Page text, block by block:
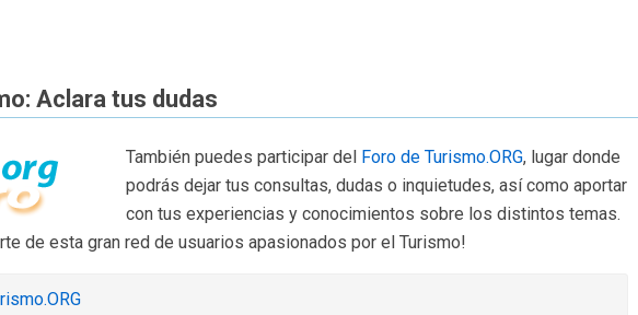
Aclara tus dudas
También puedes participar del Foro de Turismo.ORG, lugar donde
podrás dejar tus consultas, dudas o inquietudes, así como aportar
con tus experiencias y conocimientos sobre los distintos temas.
de esta gran red de usuarios apasionados por el Turismo!